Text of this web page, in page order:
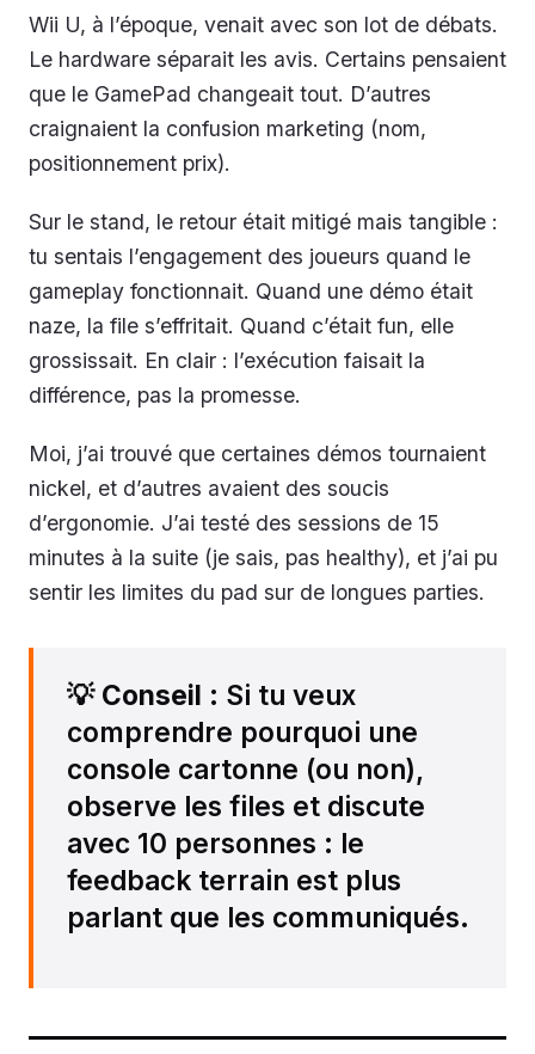
Wii U, à l’époque, venait avec son lot de débats.
Le hardware séparait les avis. Certains pensaient
que le GamePad changeait tout. D’autres
craignaient la confusion marketing (nom,
positionnement prix).
Sur le stand, le retour était mitigé mais tangible :
tu sentais l’engagement des joueurs quand le
gameplay fonctionnait. Quand une démo était
naze, la file s’effritait. Quand c’était fun, elle
grossissait. En clair : l’exécution faisait la
différence, pas la promesse.
Moi, j’ai trouvé que certaines démos tournaient
nickel, et d’autres avaient des soucis
d’ergonomie. J’ai testé des sessions de 15
minutes à la suite (je sais, pas healthy), et j’ai pu
sentir les limites du pad sur de longues parties.
💡 Conseil : Si tu veux
comprendre pourquoi une
console cartonne (ou non),
observe les files et discute
avec 10 personnes : le
feedback terrain est plus
parlant que les communiqués.